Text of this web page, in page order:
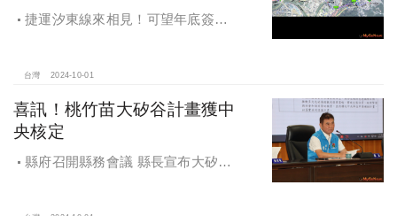
捷運汐東線來相見！可望年底簽約
台灣 2024-10-01
喜訊！桃竹苗大矽谷計畫獲中
央核定
縣府召開縣務會議 縣長宣布大矽谷